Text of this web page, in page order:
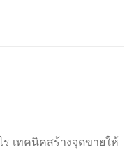
ร เทคนิคสร้างจุดขายให้